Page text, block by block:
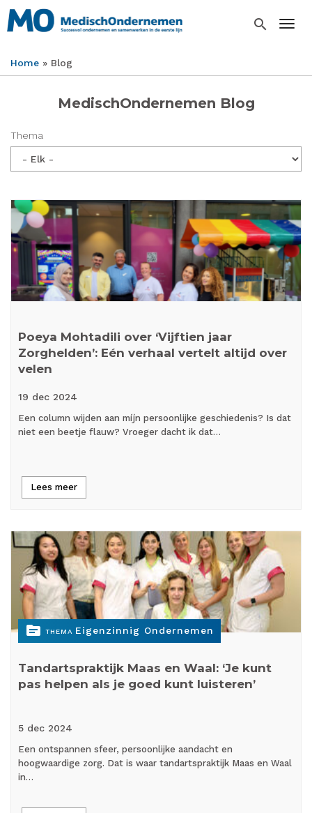
Overslaan
en
inhoud
search
Kruimelpad
Home Blog
MedischOndernemen Blog
Thema
Poeya Mohtadili over ‘Vijftien jaar
Zorghelden’: Eén verhaal vertelt altijd over
velen
19 dec 2024
Een column wijden aan míjn persoonlijke geschiedenis? Is dat
niet een beetje flauw? Vroeger dacht ik dat…
Lees meer
topic THEMA Eigenzinnig Ondernemen
Tandartspraktijk Maas en Waal: ‘Je kunt
pas helpen als je goed kunt luisteren’
5 dec 2024
Een ontspannen sfeer, persoonlijke aandacht en
hoogwaardige zorg. Dat is waar tandartspraktijk Maas en Waal
in…